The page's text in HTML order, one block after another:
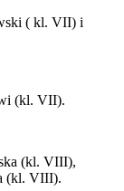
( kl. VII) i
(kl. VII).
(kl. VIII),
(kl. VIII).